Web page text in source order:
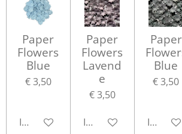
Paper
Flowers
Blue
€ 3,50
In winkelwagen
Paper
Flowers
Lavend
e
€ 3,50
In winkelwagen
Paper
Blue
€ 3,50
In